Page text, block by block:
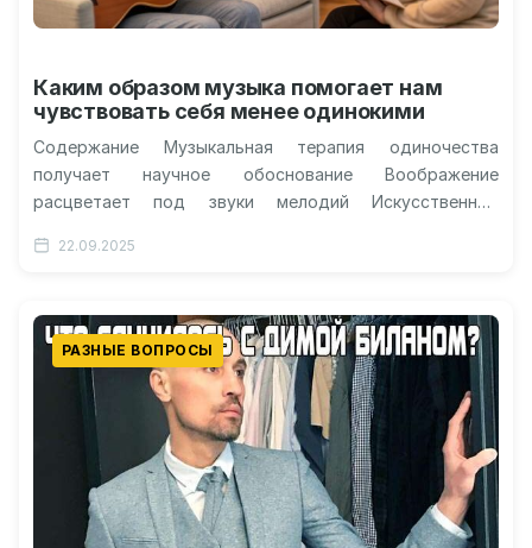
Каким образом музыка помогает нам
чувствовать себя менее одинокими
Содержание Музыкальная терапия одиночества
получает научное обоснование Воображение
расцветает под звуки мелодий Искусственный
Механизмы влияния остаются загадкой Перспективы
22.09.2025
РАЗНЫЕ ВОПРОСЫ